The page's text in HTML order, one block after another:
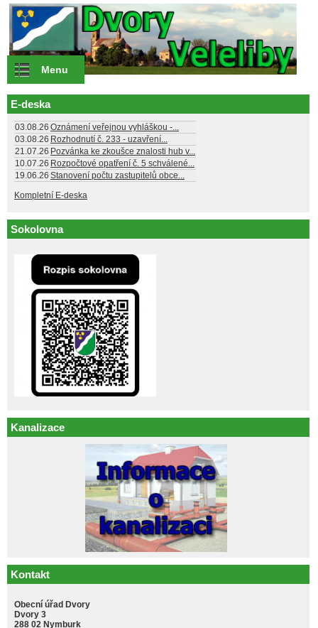
Přejít k hlavnímu obsahu
Menu
E-deska
03.08.26 Oznámení veřejnou vyhláškou -...
03.08.26 Rozhodnutí č. 233 - uzavření...
21.07.26 Pozvánka ke zkoušce znalosti hub v...
10.07.26 Rozpočtové opatření č. 5 schválené...
19.06.26 Stanovení počtu zastupitelů obce...
Kompletní E-deska
Sokolovna
Kanalizace
Kontakt
Obecní úřad Dvory
Dvory 3
288 02 Nymburk